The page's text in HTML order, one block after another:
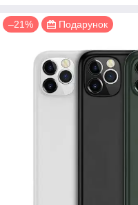
–21% Подарунок